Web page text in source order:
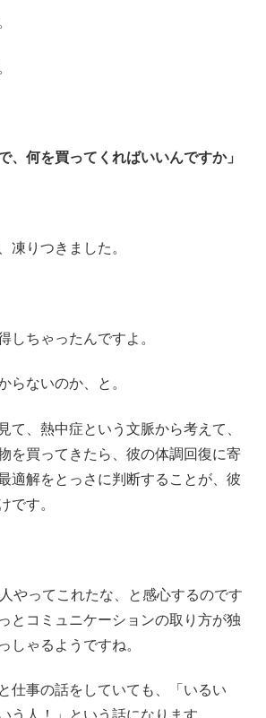
、何を買ってくればいいんですか」
凍りつきました。
しちゃったんですよ。
らないのか、と。
て、熱中症という文脈から考えて、
を買ってきたら、彼の体調回復に寄
適解をとっさに判断することが、彼
です。
やってこれたな、と感心するのです
とコミュニケーションの取り方が独
しゃるようですね。
仕事の話をしていても、「いるい
う人！」という話になります。